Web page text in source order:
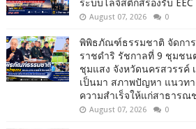
ระบบโลจิสติกส์รองรับ EEC
August 07, 2026 0
พิพิธภัณฑ์ธรรมชาติ จัดกา
ราชดำริ รัชกาลที่ 9 ชุมชน
ชุมแสง จังหวัดนครสวรรค์
เป็นมา สภาพปัญหา แนวท
ความสำเร็จให้แก่สาธาร
August 07, 2026 0